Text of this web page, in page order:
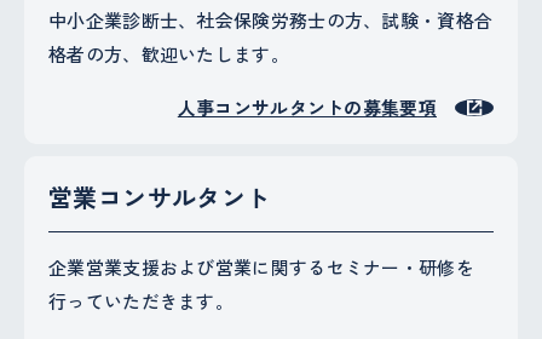
中小企業診断士、社会保険労務士の方、試験・資格合
格者の方、歓迎いたします。
人事コンサルタントの募集要項
営業コンサルタント
企業営業支援および営業に関するセミナー・研修を
行っていただきます。